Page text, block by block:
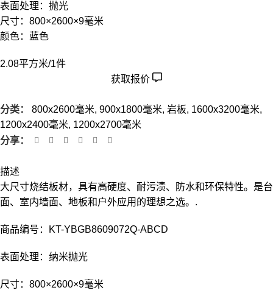
表面处理：抛光
尺寸：800×2600×9毫米
颜色：蓝色
2.08平方米/1件
获取报价
分类： 800x2600毫米, 900x1800毫米, 岩板, 1600x3200毫米,
1200x2400毫米, 1200x2700毫米
分享：
描述
大尺寸烧结板材，具有高硬度、耐污渍、防水和环保特性。是台
面、室内墙面、地板和户外应用的理想之选。.
商品编号：KT-YBGB8609072Q-ABCD
表面处理：纳米抛光
尺寸：800×2600×9毫米